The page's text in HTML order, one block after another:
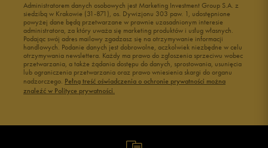
Administratorem danych osobowych jest Marketing Investment Group S.A. z
siedzibą w Krakowie (31-871), os. Dywizjonu 303 paw. 1, udostępnione
powyżej dane będą przetwarzane w prawnie uzasadnionym interesie
administratora, za który uważa się marketing produktów i usług własnych.
Podając swój adres mailowy zgadzasz się na otrzymywanie informacji
handlowych. Podanie danych jest dobrowolne, aczkolwiek niezbędne w celu
otrzymywania newslettera. Każdy ma prawo do zgłoszenia sprzeciwu wobec
przetwarzania, a także żądania dostępu do danych, sprostowania, usunięcia
lub ograniczenia przetwarzania oraz prawo wniesienia skargi do organu
nadzorczego. Pełną treść oświadczenia o ochronie prywatności można
znaleźć w Polityce prywatności.